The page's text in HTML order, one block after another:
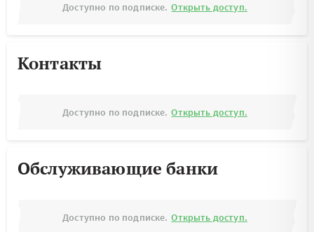
Доступно по подписке. Открыть доступ.
Контакты
Доступно по подписке. Открыть доступ.
Обслуживающие банки
Доступно по подписке. Открыть доступ.